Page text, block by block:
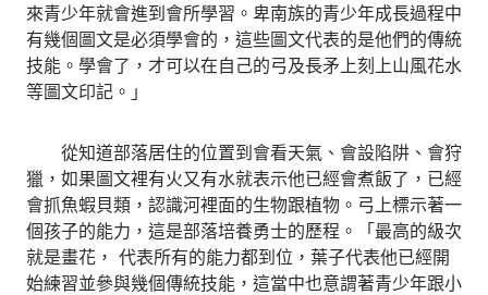
來青少年就會進到會所學習。卑南族的青少年成長過程中
有幾個圖文是必須學會的，這些圖文代表的是他們的傳統
技能。學會了，才可以在自己的弓及長矛上刻上山風花水
等圖文印記。」
從知道部落居住的位置到會看天氣、會設陷阱、會狩
獵，如果圖文裡有火又有水就表示他已經會煮飯了，已經
會抓魚蝦貝類，認識河裡面的生物跟植物。弓上標示著一
個孩子的能力，這是部落培養勇士的歷程。「最高的級次
就是畫花， 代表所有的能力都到位，葉子代表他已經開
始練習並參與幾個傳統技能，這當中也意謂著青少年跟小